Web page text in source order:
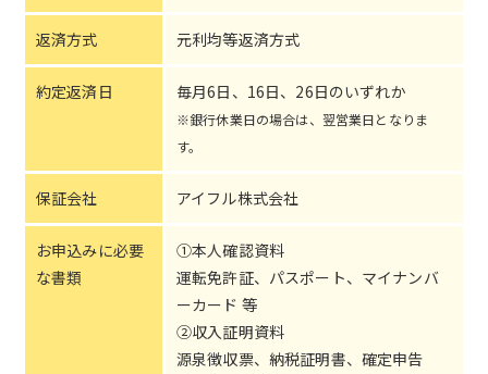
返済方式 元利均等返済方式
約定返済日 毎月6日、16日、26日のいずれか
※銀行休業日の場合は、翌営業日となりま
す。
保証会社 アイフル株式会社
お申込みに必要
な書類
①本人確認資料
運転免許証、パスポート、マイナンバ
ーカード 等
②収入証明資料
源泉徴収票、納税証明書、確定申告